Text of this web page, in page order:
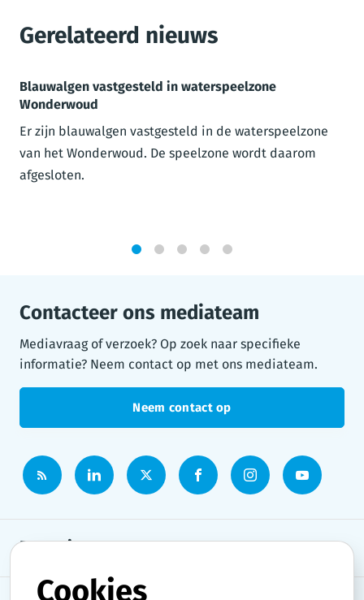
Gerelateerd nieuws
Blauwalgen vastgesteld in waterspeelzone
Wonderwoud
Er zijn blauwalgen vastgesteld in de waterspeelzone
van het Wonderwoud. De speelzone wordt daarom
afgesloten.
Contacteer ons mediateam
Mediavraag of verzoek? Op zoek naar specifieke
informatie? Neem contact op met ons mediateam.
Neem contact op
Persruimte
Cookies